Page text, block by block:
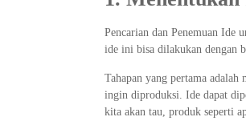
Pencarian dan Penemuan Ide
ide ini bisa dilakukan dengan
Tahapan yang pertama
ingin diproduksi. Ide dapat
kita akan tau, produk seperti